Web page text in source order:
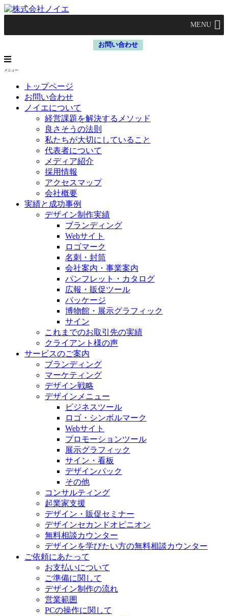
MENU
お問い合わせ
メニュー
トップページ
お問い合わせ
ノイエについて
経営課題を解決するメソッド
良さそうの法則
私たちが大切にしていること
代表者について
メディア紹介
採用情報
アクセスマップ
会社概要
実績と成功事例
デザイン制作実績
ブランディング
Webサイト
ロゴマーク
名刺・封筒
会社案内・事業案内
パンフレット・カタログ
広報・販促ツール
パッケージ
博物館・展示グラフィック
サイン
これまでのお取引先の実績
クライアント様の声
サービスのご案内
ブランディング
マーケティング
デザイン戦略
デザインメニュー
ビジネスツール
ロゴ・シンボルマーク
Webサイト
プロモーションツール
展示グラフィック
サイン・看板
デザインパック
その他
コンサルティング
起業家支援
デザイン・販促セミナー
デザインセカンドオピニオン
無料相談カウンター
デザインを学びたい方の無料相談カウンター
ご依頼にあたって
お支払いについて
ご準備に関して
デザイン制作の流れ
営業範囲
PCの操作に関して